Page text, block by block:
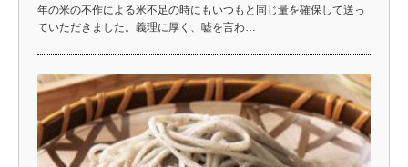
年の米の不作による米不足の時にもいつもと同じ量を確保して送っ
ていただきました。義理に厚く、嘘を言わ…